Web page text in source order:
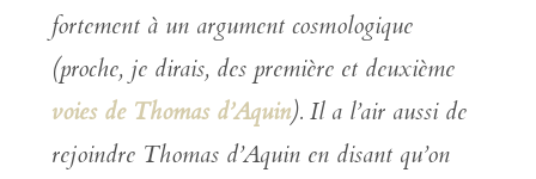
fortement à un argument cosmologique
(proche, je dirais, des première et deuxième
voies de Thomas d’Aquin). Il a l’air aussi de
rejoindre Thomas d’Aquin en disant qu’on